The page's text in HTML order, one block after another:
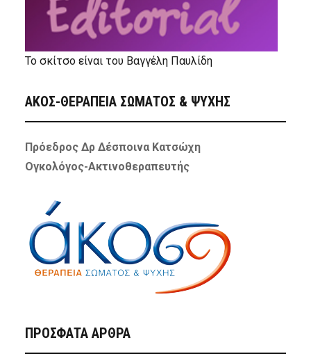
Το σκίτσο είναι του Βαγγέλη Παυλίδη
ΑΚΟΣ-ΘΕΡΑΠΕΙΑ ΣΩΜΑΤΟΣ & ΨΥΧΗΣ
Πρόεδρος Δρ Δέσποινα Κατσώχη
Ογκολόγος-Ακτινοθεραπευτής
ΠΡΌΣΦΑΤΑ ΆΡΘΡΑ